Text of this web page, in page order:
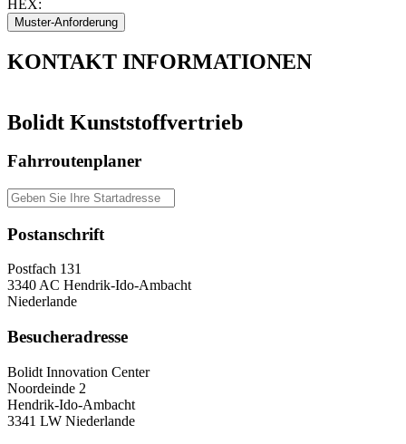
HEX:
KONTAKT INFORMATIONEN
Bolidt Kunststoffvertrieb
Fahrroutenplaner
Postanschrift
Postfach 131
3340 AC Hendrik-Ido-Ambacht
Niederlande
Besucheradresse
Bolidt Innovation Center
Noordeinde 2
Hendrik-Ido-Ambacht
3341 LW Niederlande